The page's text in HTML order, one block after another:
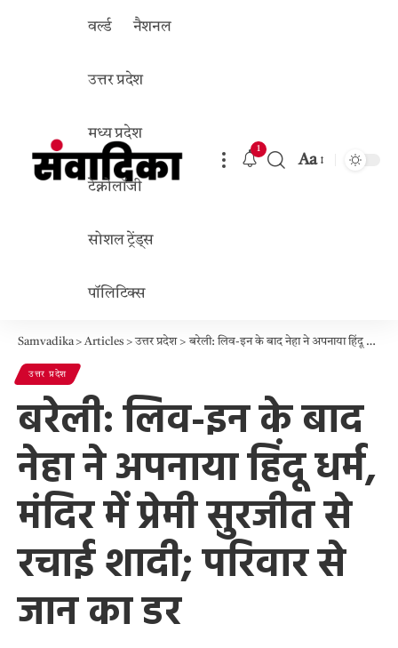
वर्ल्ड नैशनल
उत्तर प्रदेश
मध्य प्रदेश
टेक्नोलॉजी
सोशल ट्रेंड्स
पॉलिटिक्स
1
Aa
Samvadika>Articles >उत्तर प्रदेश>बरेली: लिव-इन के बाद नेहा ने अपनाया हिंदू धर्म, मंदिर में प्रेमी सुरजीत से रचाई शादी; परिवार से जान का डर
उत्तर प्रदेश
बरेली: लिव-इन के बाद
नेहा ने अपनाया हिंदू धर्म,
मंदिर में प्रेमी सुरजीत से
रचाई शादी; परिवार से
जान का डर